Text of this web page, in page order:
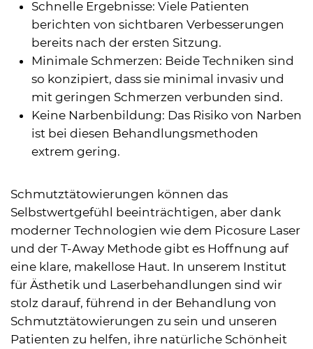
Schnelle Ergebnisse: Viele Patienten
berichten von sichtbaren Verbesserungen
bereits nach der ersten Sitzung.
Minimale Schmerzen: Beide Techniken sind
so konzipiert, dass sie minimal invasiv und
mit geringen Schmerzen verbunden sind.
Keine Narbenbildung: Das Risiko von Narben
ist bei diesen Behandlungsmethoden
extrem gering.
Schmutztätowierungen können das
Selbstwertgefühl beeinträchtigen, aber dank
moderner Technologien wie dem Picosure Laser
und der T-Away Methode gibt es Hoffnung auf
eine klare, makellose Haut. In unserem Institut
für Ästhetik und Laserbehandlungen sind wir
stolz darauf, führend in der Behandlung von
Schmutztätowierungen zu sein und unseren
Patienten zu helfen, ihre natürliche Schönheit